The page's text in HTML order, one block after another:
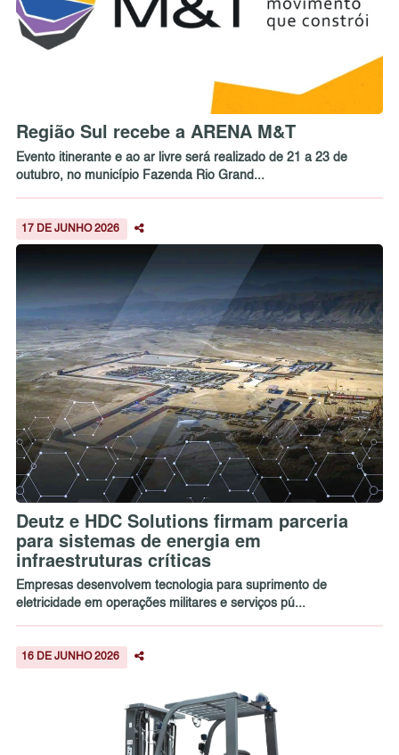
Região Sul recebe a ARENA M&T
Evento itinerante e ao ar livre será realizado de 21 a 23 de
outubro, no município Fazenda Rio Grand...
17 DE JUNHO 2026
Deutz e HDC Solutions firmam parceria
para sistemas de energia em
infraestruturas críticas
Empresas desenvolvem tecnologia para suprimento de
eletricidade em operações militares e serviços pú...
16 DE JUNHO 2026